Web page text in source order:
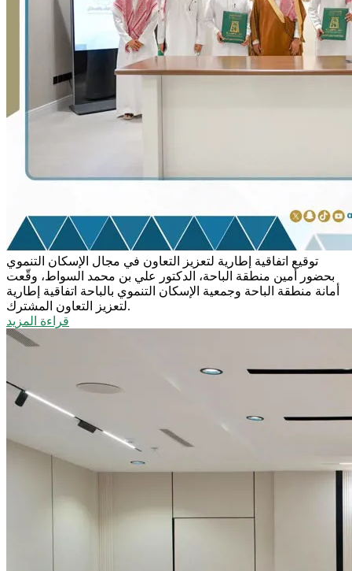
توقيع اتفاقية إطارية لتعزيز التعاون في مجال الإسكان التنموي
بحضور أمين منطقة الباحة، الدكتور علي بن محمد السواط، وقّعت
أمانة منطقة الباحة وجمعية الإسكان التنموي بالباحة اتفاقية إطارية
لتعزيز التعاون المشترك.
قراءة المزيد